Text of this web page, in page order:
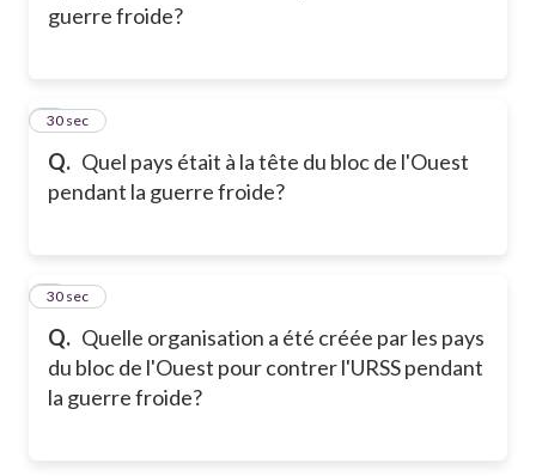
guerre froide?
Q. Quel pays était à la tête du bloc de l'Ouest
pendant la guerre froide?
3
30 sec
Q. Quelle organisation a été créée par les pays
du bloc de l'Ouest pour contrer l'URSS pendant
la guerre froide?
4
30 sec